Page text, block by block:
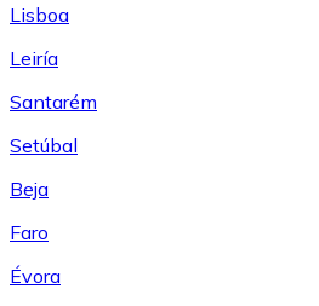
Lisboa
Leiría
Santarém
Setúbal
Beja
Faro
Évora